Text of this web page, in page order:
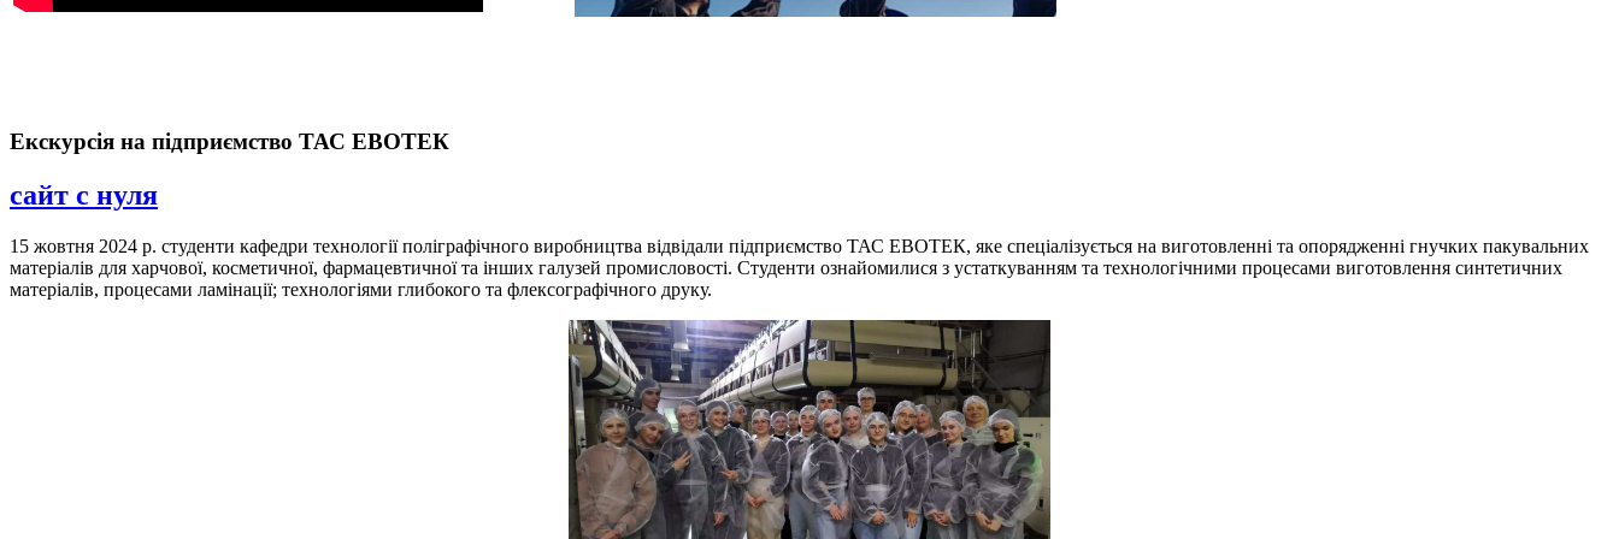
Екскурсія на підприємство ТАС ЕВОТЕК
сайт с нуля
15 жовтня 2024 р. студенти кафедри технології поліграфічного виробництва відвідали підприємство ТАС ЕВОТЕК, яке спеціалізується на виготовленні та опорядженні гнучких пакувальних
матеріалів для харчової, косметичної, фармацевтичної та інших галузей промисловості. Студенти ознайомилися з устаткуванням та технологічними процесами виготовлення синтетичних
матеріалів, процесами ламінації; технологіями глибокого та флексографічного друку.